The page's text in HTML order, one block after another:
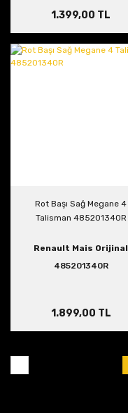
1.399,00 TL
Rot Başı Sağ Megane 4
Talisman 485201340R
Renault Mais Orijinal
485201340R
1.899,00 TL